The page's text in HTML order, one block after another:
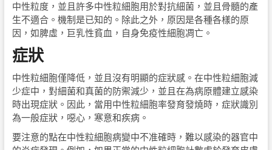
中性粒度，並且許多中性粒細胞用於對抗細菌，並且骨髓的產
生不適合。機制是已知的。除此之外，原因是各種各樣的原
因，如脾虛，巨乳性貧血，自身免疫性細胞凋亡。
症狀
中性粒細胞僅降低，並且沒有明顯的症狀感。在中性粒細胞減
少症中，對細菌和真菌的防禦減少，並且在為病原體建立感染
時出現症狀。因此，當用中性粒細胞率發育發燒時，症狀識別
為一般症狀，噁心，寒意和疾病。
要注意的點在中性粒細胞病變中不准確時，難以感染的器官中